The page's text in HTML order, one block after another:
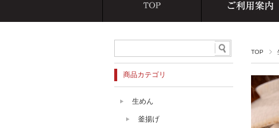
TOP
商品カテゴリ
生めん
釜揚げ